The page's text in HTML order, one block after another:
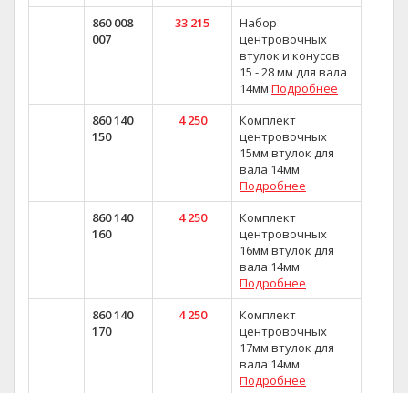
860 008
007
33 215
Набор
центровочных
втулок и конусов
15 - 28 мм для вала
14мм Подробнее
860 140
150
4 250
Комплект
центровочных
15мм втулок для
вала 14мм
Подробнее
860 140
160
4 250
Комплект
центровочных
16мм втулок для
вала 14мм
Подробнее
860 140
170
4 250
Комплект
центровочных
17мм втулок для
вала 14мм
Подробнее